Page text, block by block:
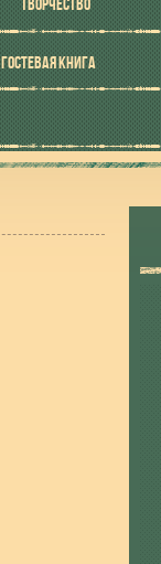
ТВОРЧЕСТВО
ГОСТЕВАЯ КНИГА